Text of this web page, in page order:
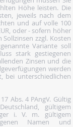
Höhe leisten. Die
jeweils nach dem
und auf volle 100
oder - sofern höher
zzgl. Kosten
Variante soll
stark gestiegenen
Zinsen und die
werden
bei unterschiedlichen
Abs. 4 PAngV. Gültig
gültigem
i. V. m. gültigem
Namen und